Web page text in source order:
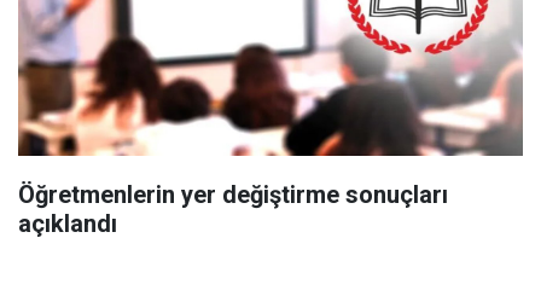
Öğretmenlerin yer değiştirme sonuçları
açıklandı